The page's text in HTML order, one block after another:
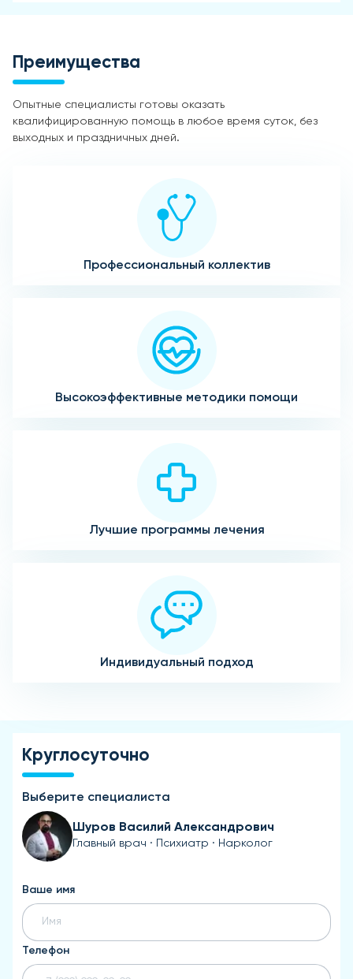
Преимущества
Опытные специалисты готовы оказать
квалифицированную помощь в любое время суток, без
выходных и праздничных дней.
Профессиональный коллектив
Высокоэффективные методики помощи
Лучшие программы лечения
Индивидуальный подход
Круглосуточно
Выберите специалиста
Шуров Василий Александрович
Главный врач · Психиатр · Нарколог
Ваше имя
Телефон